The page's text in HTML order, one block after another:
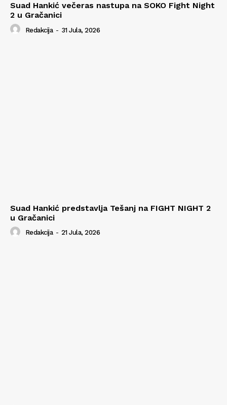
Suad Hankić večeras nastupa na SOKO Fight Night
2 u Gračanici
Redakcija - 31 Jula, 2026
Suad Hankić predstavlja Tešanj na FIGHT NIGHT 2
u Gračanici
Redakcija - 21 Jula, 2026